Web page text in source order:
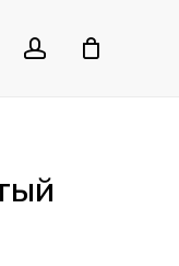
searchaccount